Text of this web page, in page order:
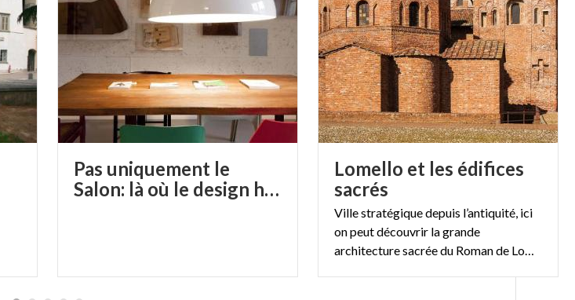
Pas uniquement le
Salon: là où le design habite
Lomello et les édifices
sacrés
Ville stratégique depuis l’antiquité, ici
on peut découvrir la grande
architecture sacrée du Roman de Lombardie